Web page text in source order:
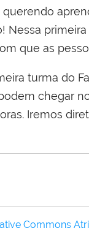
Nessa
que as
turma do
chegar
Iremos
Commons